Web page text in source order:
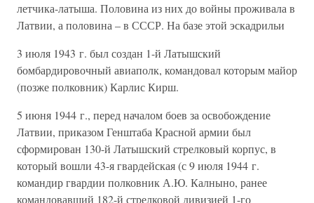
летчика-латыша. Половина из них до войны проживала в
Латвии, а половина – в СССР. На базе этой эскадрильи
3 июля 1943 г. был создан 1-й Латышский
бомбардировочный авиаполк, командовал которым майор
(позже полковник) Карлис Кирш.
5 июня 1944 г., перед началом боев за освобождение
Латвии, приказом Генштаба Красной армии был
сформирован 130-й Латышский стрелковый корпус, в
который вошли 43-я гвардейская (с 9 июля 1944 г.
командир гвардии полковник А.Ю. Калныно, ранее
командовавший 182-й стрелковой дивизией 1-го